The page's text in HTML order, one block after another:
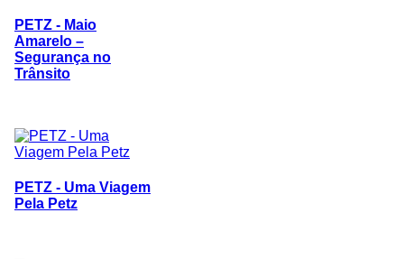
PETZ - Maio
Amarelo –
Segurança no
Trânsito
PETZ - Uma Viagem
Pela Petz